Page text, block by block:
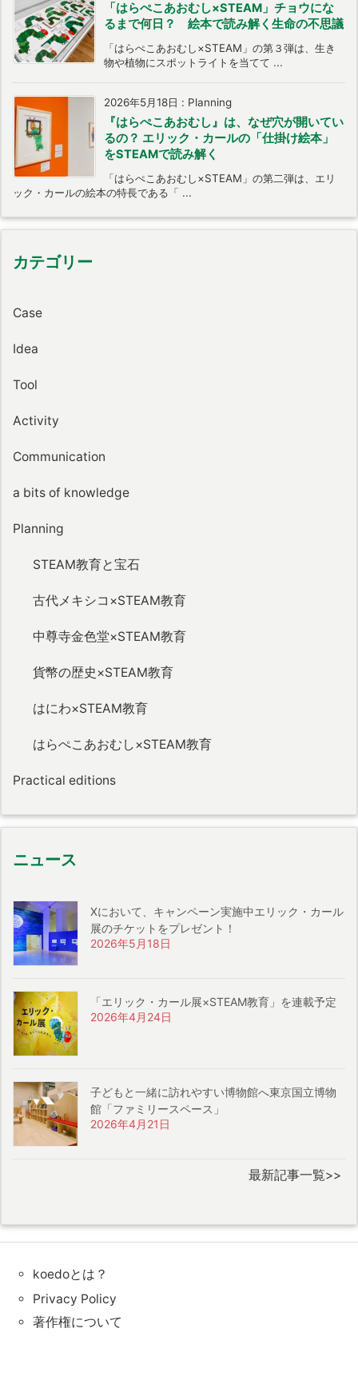
「はらぺこあおむし×STEAM」チョウにな
るまで何日？ 絵本で読み解く生命の不思議
「はらぺこあおむし×STEAM」の第３弾は、生き
物や植物にスポットライトを当てて ...
2026年5月18日 : Planning
『はらぺこあおむし』は、なぜ穴が開いてい
るの？ エリック・カールの「仕掛け絵本」
をSTEAMで読み解く
「はらぺこあおむし×STEAM」の第二弾は、エリ
ック・カールの絵本の特長である「 ...
カテゴリー
Case
Idea
Tool
Activity
Communication
a bits of knowledge
Planning
STEAM教育と宝石
古代メキシコ×STEAM教育
中尊寺金色堂×STEAM教育
貨幣の歴史×STEAM教育
はにわ×STEAM教育
はらぺこあおむし×STEAM教育
Practical editions
ニュース
Xにおいて、キャンペーン実施中エリック・カール
展のチケットをプレゼント！
2026年5月18日
「エリック・カール展×STEAM教育」を連載予定
2026年4月24日
子どもと一緒に訪れやすい博物館へ東京国立博物
館「ファミリースペース」
2026年4月21日
最新記事一覧>>
koedoとは？
Privacy Policy
著作権について